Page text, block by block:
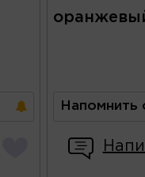
Напомнить